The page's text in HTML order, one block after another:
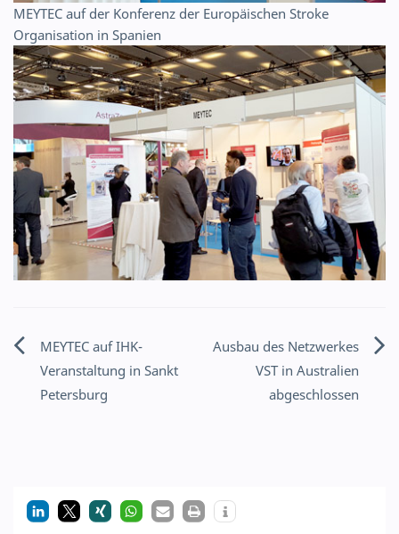
MEYTEC auf der Konferenz der Europäischen Stroke
Organisation in Spanien
Beitragsnavigation
MEYTEC auf IHK-
Veranstaltung in Sankt
Petersburg
Ausbau des Netzwerkes
VST in Australien
abgeschlossen